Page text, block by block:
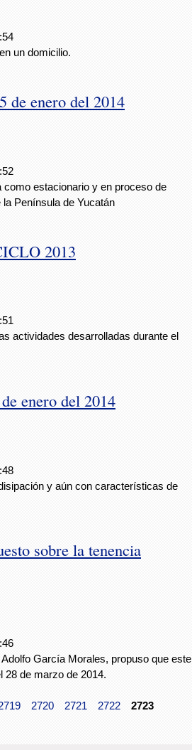
un domicilio.
de enero del 2014
como estacionario y en proceso de
Península de Yucatán
2013
actividades desarrolladas durante el
enero del 2014
y aún con características de
sobre la tenencia
García Morales, propuso que este
28 de marzo de 2014.
2720 2721 2722 2723